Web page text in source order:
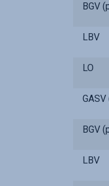
BGV
LBV
LO
BGV
LBV